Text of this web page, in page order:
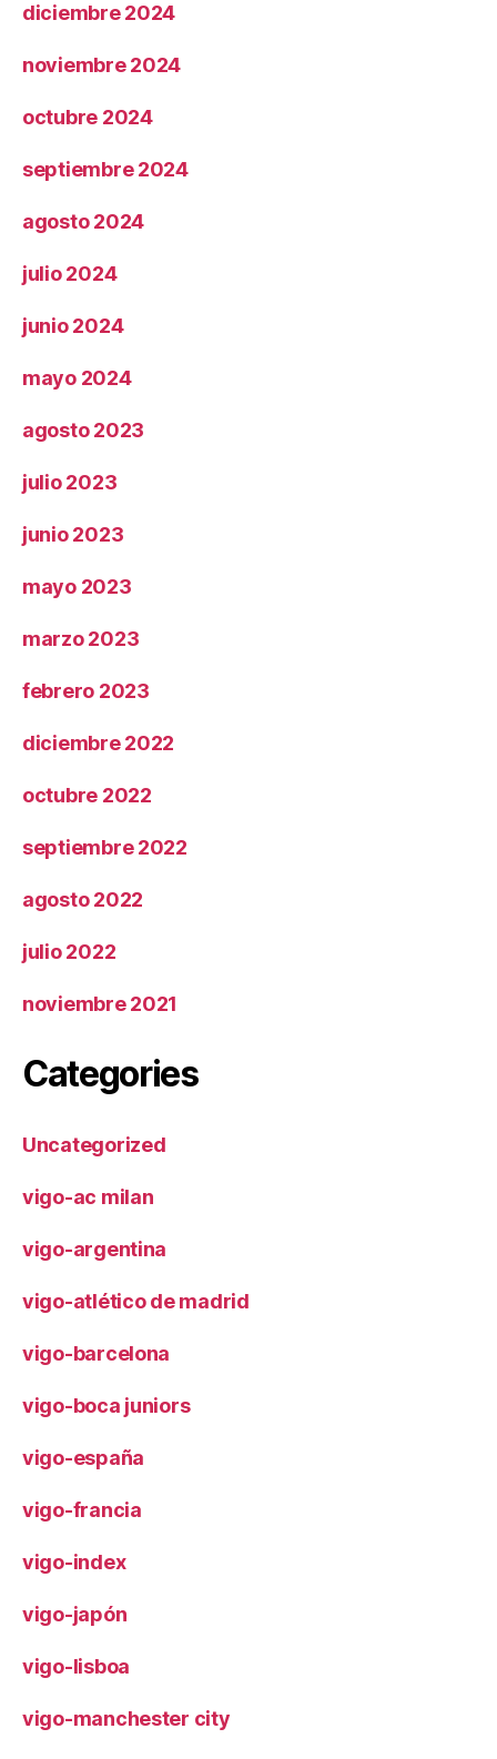
diciembre 2024
noviembre 2024
octubre 2024
septiembre 2024
agosto 2024
julio 2024
junio 2024
mayo 2024
agosto 2023
julio 2023
junio 2023
mayo 2023
marzo 2023
febrero 2023
diciembre 2022
octubre 2022
septiembre 2022
agosto 2022
julio 2022
noviembre 2021
Categories
Uncategorized
vigo-ac milan
vigo-argentina
vigo-atlético de madrid
vigo-barcelona
vigo-boca juniors
vigo-españa
vigo-francia
vigo-index
vigo-japón
vigo-lisboa
vigo-manchester city